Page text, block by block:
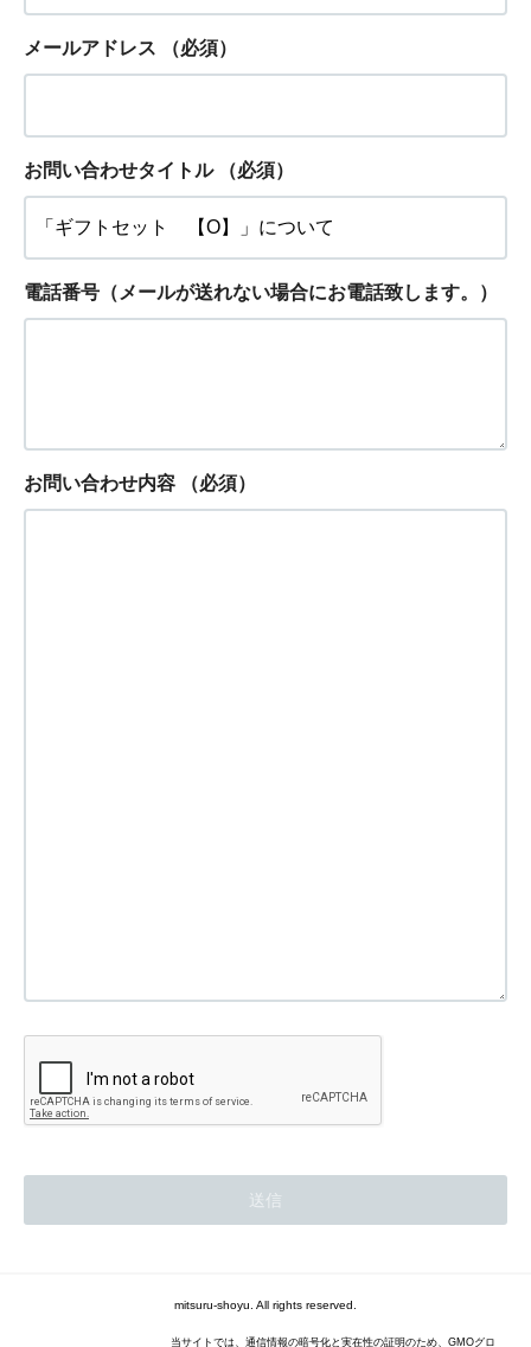
メールアドレス （必須）
お問い合わせタイトル （必須）
電話番号（メールが送れない場合にお電話致します。）
お問い合わせ内容 （必須）
mitsuru-shoyu. All rights reserved.
当サイトでは、通信情報の暗号化と実在性の証明のため、GMOグロ